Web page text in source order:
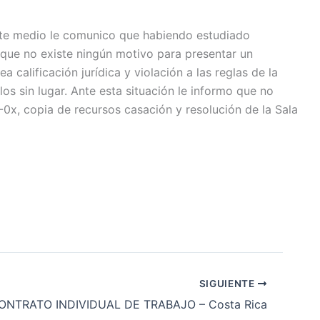
medio le comunico que habiendo estudiado
no existe ningún motivo para presentar un
calificación jurídica y violación a las reglas de la
sin lugar. Ante esta situación le informo que no
copia de recursos casación y resolución de la Sala
SIGUIENTE
INDIVIDUAL DE TRABAJO – Costa Rica